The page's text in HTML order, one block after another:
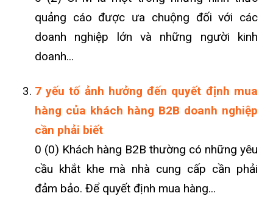
quảng cáo được ưa chuộng đối với các
doanh nghiệp lớn và những người kinh
doanh...
7 yếu tố ảnh hưởng đến quyết định mua
hàng của khách hàng B2B doanh nghiệp
cần phải biết
0 (0) Khách hàng B2B thường có những yêu
cầu khắt khe mà nhà cung cấp cần phải
đảm bảo. Để quyết định mua hàng...